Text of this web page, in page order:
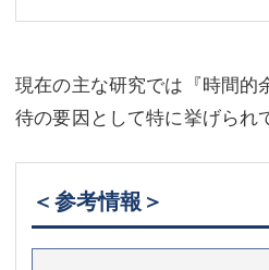
現在の主な研究では『時間的
待の要因として特に挙げられ
＜参考情報＞